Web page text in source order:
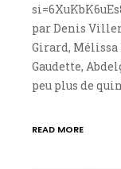
par Denis
Girard,
Gaudette,
peu plus de
READ MORE